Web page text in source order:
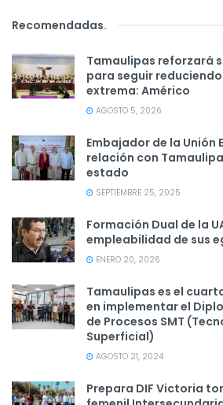
Recomendadas.
Tamaulipas reforzará
para seguir
extrema: Américo
AGOSTO 5, 2026
Embajador de la Unión
relación con
estado
SEPTIEMBRE 25, 2025
Formación Dual de la
empleabilidad de sus
ENERO 20, 2026
Tamaulipas es el
en implementar el
de Procesos SMT
Superficial)
AGOSTO 21, 2024
Prepara DIF Victoria